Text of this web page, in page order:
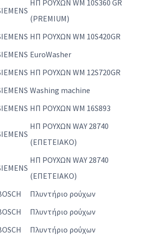
ΗΠ ΡΟΥΧΩΝ WM 10S360 GR
(PREMIUM)
ΗΠ ΡΟΥΧΩΝ WM 10S420GR
EuroWasher
ΗΠ ΡΟΥΧΩΝ WM 12S720GR
Washing machine
ΗΠ ΡΟΥΧΩΝ WM 16S893
ΗΠ ΡΟΥΧΩΝ WAY 28740
(ΕΠΕΤΕΙΑΚΟ)
ΗΠ ΡΟΥΧΩΝ WAY 28740
(ΕΠΕΤΕΙΑΚΟ)
Πλυντήριο ρούχων
Πλυντήριο ρούχων
Πλυντήριο ρούχων